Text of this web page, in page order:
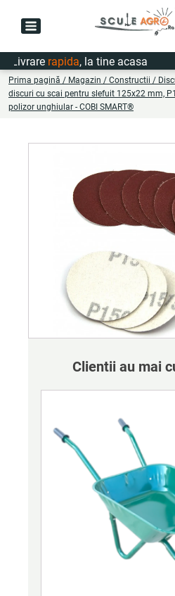
rapida, la tine acasa
Prima pagină / Magazin / Constructii /
discuri cu scai pentru slefuit 125x22 mm,
polizor unghiular - COBI SMART®
Clientii au mai